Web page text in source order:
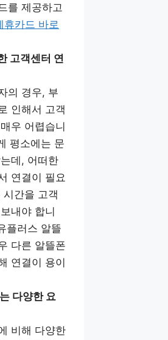
를 제공하고
휴카드 바로
고객센터 연
의 경우, 부
인해서 고객
우 어렵습니
평소에는 문
데, 어떠한
연결이 필요
간을 고객
내야 합니
플러스 알뜰
다른 알뜰폰
연결이 용이
다양한 요
비해 다양한